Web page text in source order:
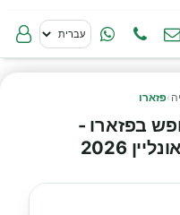
›פזארו
בפזארו -
2026